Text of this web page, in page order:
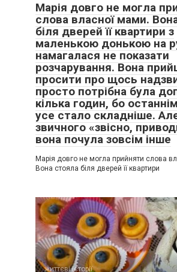
Марія довго не могла
слова власної мами.
біля дверей її квартири з
маленькою донькою на
намагалася не показати
розчарування. Вона
просити про щось
просто потрібна була
кілька годин, бо
усе стало складніше.
звичного «звісно,
вона почула зовсім інше
Марія довго не могла прийняти слова
Вона стояла біля дверей її квартири
життєві історії